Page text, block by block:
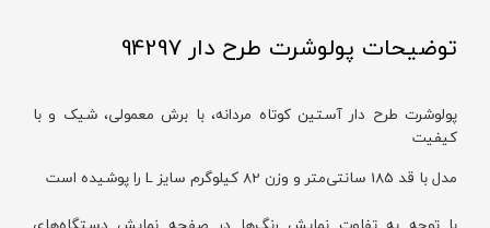
توضیحات پولوشرت طرح دار 94297
پولوشرت طرح دار آستین کوتاه مردانه، با برش معمولی، شیک و با
کیفیت
مدل با قد 185 سانتی‌متر و وزن 82 کیلوگرم سایز L را پوشیده است